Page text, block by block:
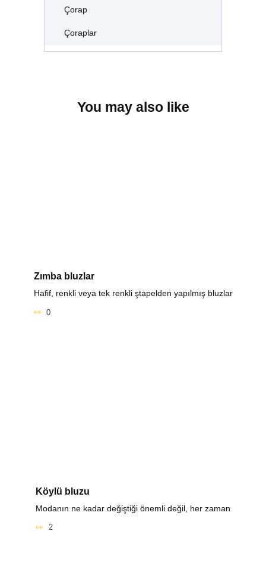
Çorap
Çoraplar
You may also like
Zımba bluzlar
Hafif, renkli veya tek renkli ştapelden yapılmış bluzlar
0
Köylü bluzu
Modanın ne kadar değiştiği önemli değil, her zaman
2